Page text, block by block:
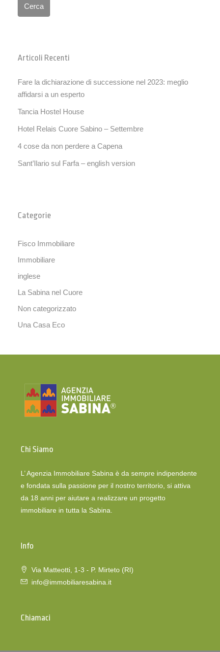
Cerca
Articoli Recenti
Fare la dichiarazione di successione nel 2023: meglio
affidarsi a un esperto
Tancia Hostel House
Hotel Relais Cuore Sabino – Settembre
4 cose da non perdere a Capena
Sant’Ilario sul Farfa – english version
Categorie
Fisco Immobiliare
Immobiliare
inglese
La Sabina nel Cuore
Non categorizzato
Una Casa Eco
Chi Siamo
L’ Agenzia Immobiliare Sabina è da sempre indipendente
e fondata sulla passione per il nostro territorio, si attiva
da 18 anni per aiutare a realizzare un progetto
immobiliare in tutta la Sabina.
Info
Via Matteotti, 1-3 - P. Mirteto (RI)
info@immobiliaresabina.it
Chiamaci